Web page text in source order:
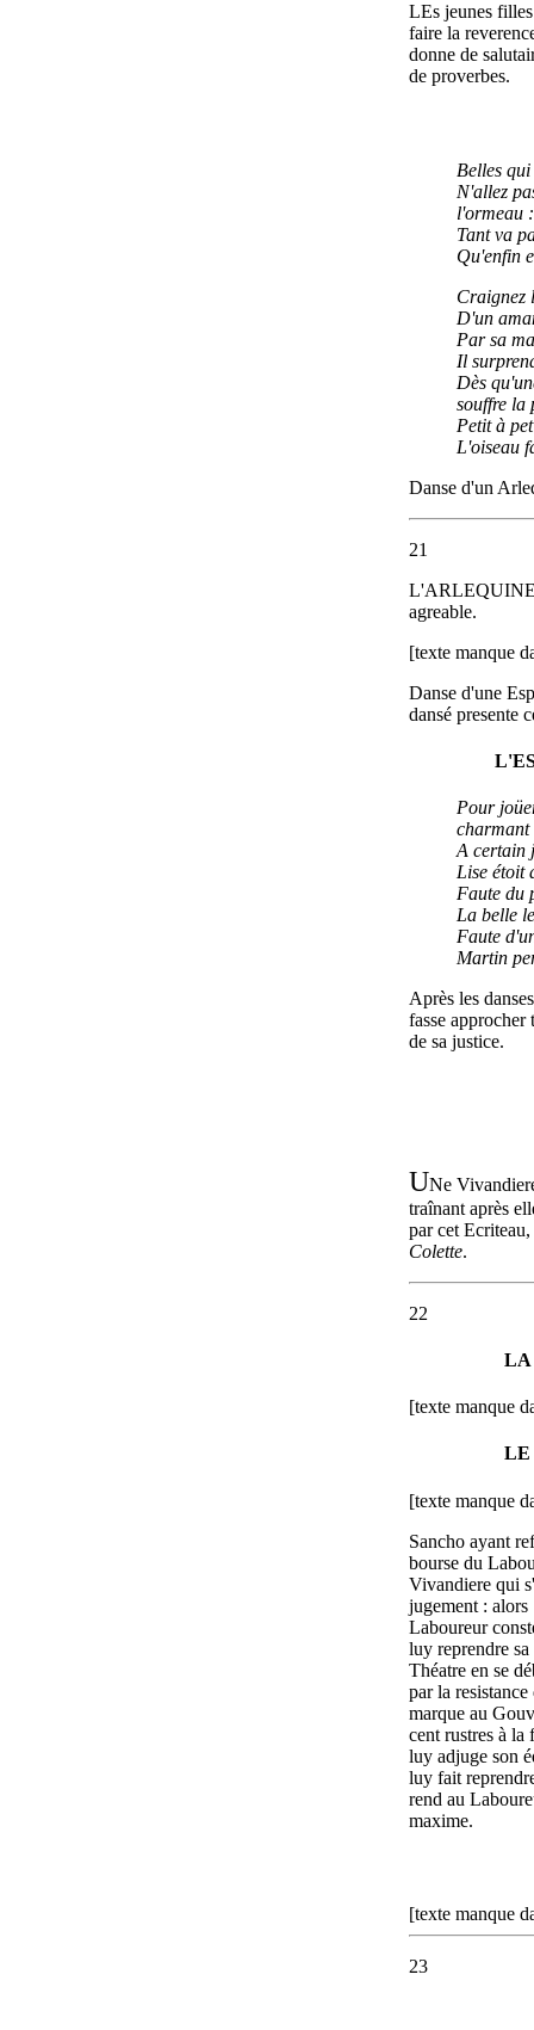
LEs jeunes
faire la
donne de
de proverbes.
Belles
N'allez
l'ormeau :
Tant va
Qu'enfin
Craignez
D'un
Par sa
Il
Dès
souffre la
Petit à
L'oiseau
Danse d'un
21
agreable.
[texte manque
Danse d'une
dansé presente
Pour
charmant
A certain
Lise étoit
Faute du
La belle
Faute
Martin
Après les
fasse approcher
de sa justice.
UNe
traînant après
par cet
Colette.
22
LA
[texte manque
LE
[texte manque
Sancho ayant
bourse du
Vivandiere qui
jugement : alors
Laboureur
luy reprendre
Théatre en se
par la
marque au
cent rustres à
luy adjuge son
luy fait
rend au
maxime.
[texte manque
23